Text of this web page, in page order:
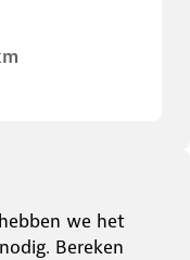
we het
Bereken